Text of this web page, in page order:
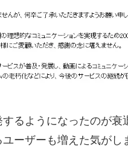
るようになったのが衰
ーザーも増えた気がし